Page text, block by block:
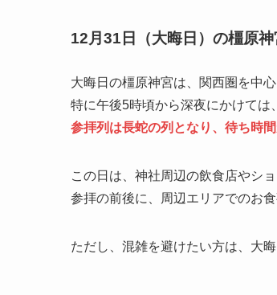
12月31日（大晦日）の橿原神
大晦日の橿原神宮は、関西圏を中
特に午後5時頃から深夜にかけては
参拝列は長蛇の列となり、待ち時
この日は、神社周辺の飲食店やシ
参拝の前後に、周辺エリアでのお
ただし、混雑を避けたい方は、大